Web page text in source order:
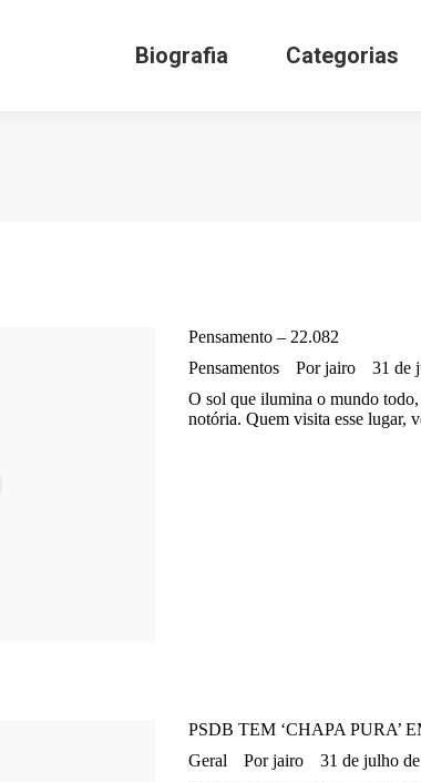
Biografia Categorias
Pensamento – 22.082
Pensamentos
Porjairo 31 de
O sol que ilumina o mundo
notória. Quem visita esse lugar,
PSDB TEM ‘CHAPA PURA’
Geral
Porjairo 31 de julho